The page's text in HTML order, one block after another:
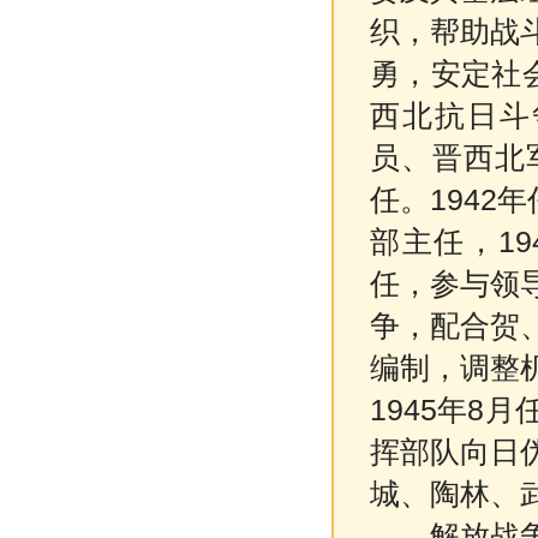
织，帮助战
勇，安定社
西北抗日
员、晋西
任。1942年
部主任，
任，参与领
争，配合贺
编制，调整
1945年8月
挥部队向日
城、陶林、